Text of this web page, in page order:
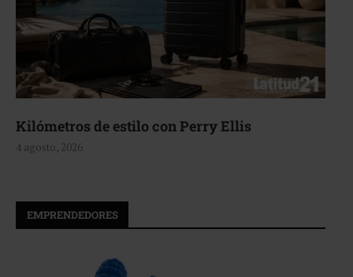
de estilo con Perry Ellis
2026
EMPRENDEDORES